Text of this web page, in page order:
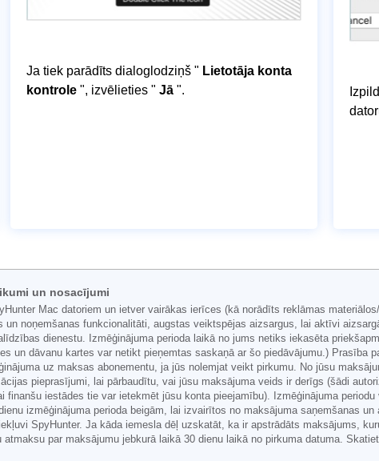
Ja tiek parādīts dialoglodziņš " Lietotāja konta
kontrole ", izvēlieties "Jā ".
un nosacījumi
Mac datoriem un ietver vairākas ierīces (kā norādīts reklāmas
noņemšanas funkcionalitāti, augstas veiktspējas aizsargus, lai aktīvi
dienestu. Izmēģinājuma perioda laikā no jums netiks iekasēta
un dāvanu kartes var netikt pieņemtas saskaņā ar šo piedāvājumu.) Prasība
uz maksas abonementu, ja jūs nolemjat veikt pirkumu. No jūsu
pieprasījumi, lai pārbaudītu, vai jūsu maksājuma veids ir derīgs (šādi
iestādes tie var ietekmēt jūsu konta pieejamību). Izmēģinājuma
izmēģinājuma perioda beigām, lai izvairītos no maksājuma saņemšanas
SpyHunter. Ja kāda iemesla dēļ uzskatāt, ka ir apstrādāts maksājums,
par maksājumu jebkurā laikā 30 dienu laikā no pirkuma datuma. Skatiet